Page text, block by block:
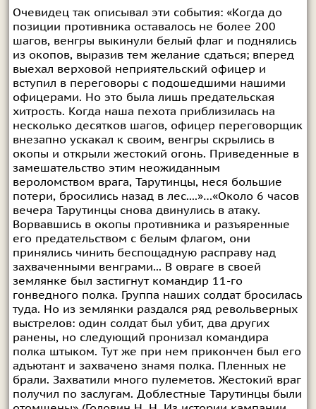
Очевидец так описывал эти события: «Когда до
позиции противника оставалось не более 200
шагов, венгры выкинули белый флаг и поднялись
из окопов, выразив тем желание сдаться; вперед
выехал верховой неприятельский офицер и
вступил в переговоры с подошедшими нашими
офицерами. Но это была лишь предательская
хитрость. Когда наша пехота приблизилась на
несколько десятков шагов, офицер переговорщик
внезапно ускакал к своим, венгры скрылись в
окопы и открыли жестокий огонь. Приведенные в
замешательство этим неожиданным
вероломством врага, Тарутинцы, неся большие
потери, бросились назад в лес....»…«Около 6 часов
вечера Тарутинцы снова двинулись в атаку.
Ворвавшись в окопы противника и разъяренные
его предательством с белым флагом, они
принялись чинить беспощадную расправу над
захваченными венграми... В овраге в своей
землянке был застигнут командир 11-го
гонведного полка. Группа наших солдат бросилась
туда. Но из землянки раздался ряд револьверных
выстрелов: один солдат был убит, два других
ранены, но следующий пронизал командира
полка штыком. Тут же при нем прикончен был его
адъютант и захвачено знамя полка. Пленных не
брали. Захватили много пулеметов. Жестокий враг
получил по заслугам. Доблестные Тарутинцы были